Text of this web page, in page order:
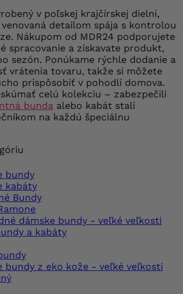
v poľskej krajčírskej dielni,
detailom spája s kontrolou
Nákupom od MDR24 podporujete
spracovanie a získavate produkt,
sezón. Ponúkame rýchle dodanie a
vrátenia tovaru, takže si môžete
prispôsobiť v pohodlí domova.
celú kolekciu – zabezpečili
bunda alebo kabát stali
na každú špeciálnu
bundy
kabáty
Bundy
dámske bundy - veľké veľkosti
a kabáty
bundy z eko kože - veľké veľkosti